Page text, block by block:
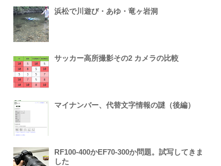
浜松で川遊び・あゆ・竜ヶ岩洞
サッカー高所撮影その2 カメラの比較
マイナンバー、代替文字情報の謎（後編）
RF100-400かEF70-300か問題。試写してきま
した